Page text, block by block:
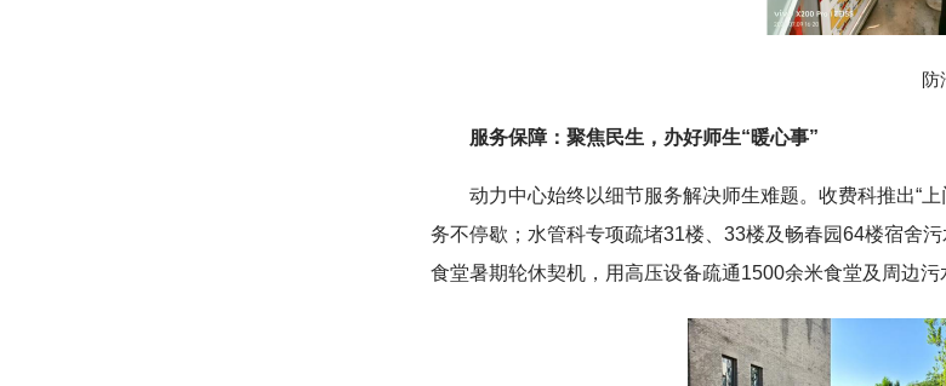
防
服务保障：聚焦民生，办好师生“暖心事”
动力中心始终以细节服务解决师生难题。收费科推出“
务不停歇；水管科专项疏堵31楼、33楼及畅春园64楼宿舍
食堂暑期轮休契机，用高压设备疏通1500余米食堂及周边